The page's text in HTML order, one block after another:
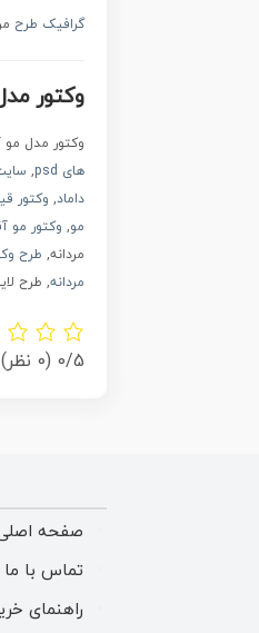
گرافیک طرح
وکتور
وکتور مدل مو
های psd
,
داماد, وکتور
مو, وکتور مو
مردانه, طرح
مردانه, طرح
0/5 (0 نظر)
صفحه
تماس با ما
راهنمای